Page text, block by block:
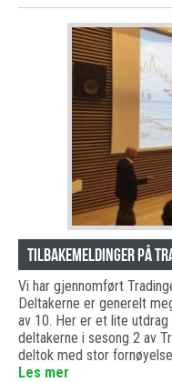
Tilbakemeldinger på
Vi har gjennomført
Deltakerne er generelt
av 10. Her er et lite
deltakerne i sesong 2 av
deltok med stor
Les mer